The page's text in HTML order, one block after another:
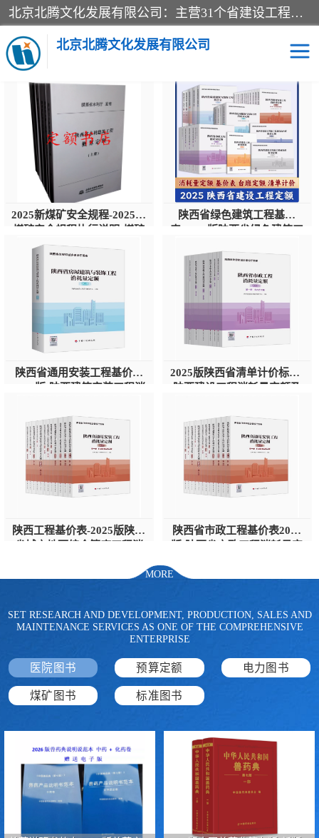
北京北腾文化发展有限公司：主营31个省建设工程预算书,工程预算软件,工程计价依据,工程造价定额,工程量清单计价定额,建设工程量消耗量定额,各行业工程预算定额,铁路定额,电力定额,矿山定额,*,黄金定额,钢铁企业检修定额,中石化安装检修定额,煤矿图书,医院书籍等.诚信的经营，在发展的同时公司不忘不断总结不断优化为客户的服务，和一如既往的热情赢得了新老客户的极高评价及青睐。
北京北腾文化发展有限公司
供应商机
THERE ARE A WIDE RANGE OF PRODUCTS. ALL YOU WANT ARE
2025新煤矿安全规程-2025版
煤矿安全规程执行说明-煤矿
安全规程
陕西省绿色建筑工程基价
表-2025版陕西省绿色建筑工
量清单计价标准
陕西省通用安装工程基价表
2025版-陕西建筑安装工程消
量计算标准
2025版陕西省清单计价标准-
陕西建设工程消耗量定额及
陕西工程基价表-2025版陕西
陕西省市政工程基价表2025
MORE
SET RESEARCH AND DEVELOPMENT, PRODUCTION, SALES AND
MAINTENANCE SERVICES AS ONE OF THE COMPREHENSIVE
ENTERPRISE
医院图书 预算定额 电力图书
煤矿图书 标准图书
医院图书 预算定额
电力图书 煤矿图书
标准图书 铁路建设工程预算定额
电力行业工程预算定额 石油化工安装预算定额
新石油化工检修定额 石油化工概算定额数据
石油建设安装工程预算定 长输管道工程检修维修预
算定额
山东省工程预算定额 法律图书
电网技改,拆除,检修定额 炼油化工计价依据定额
额
湖北建设工程消耗量定额 湖南建设工程预算定额
煤炭建设工程预算定额 钢铁检修工程预算定额
算定额2
冶金工业建设工程预算定
额
人防工程预算定额
电子工程概预算定额 有色工程预算定额
内河航运工程概预算定额 沿海港口工程预算定额
吉林建设工程计价定额 辽宁省建筑工程预算定额
辽宁省工程计价定额 上海建设预算工程定额
江西省建筑工程预算定额 安徽省建设工程预算定额
广东省建设工程预算定额